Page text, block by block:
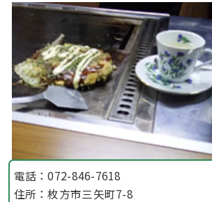
電話：072-846-7618
住所：枚方市三矢町7-8